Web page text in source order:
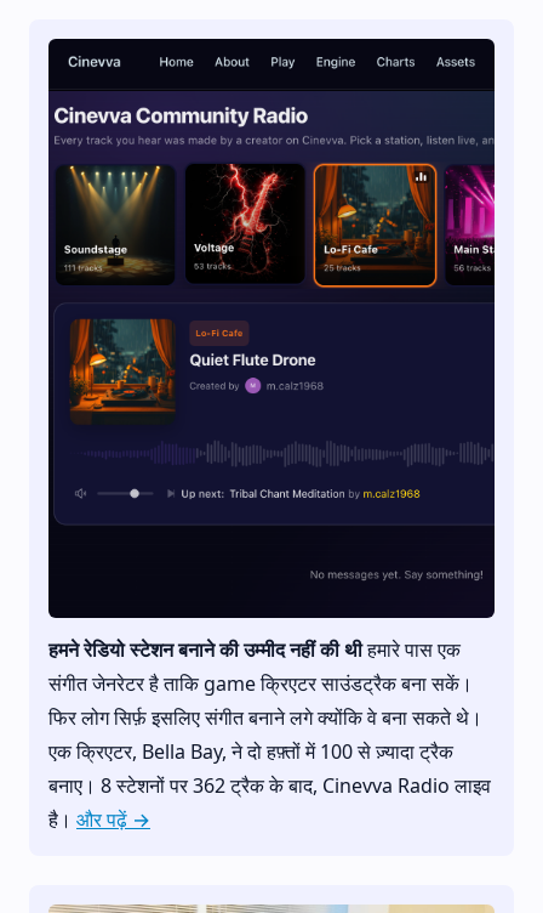
हमने रेडियो स्टेशन बनाने की उम्मीद नहीं की थीहमारे पास एक
संगीत जेनरेटर है ताकि game क्रिएटर साउंडट्रैक बना सकें।
फिर लोग सिर्फ़ इसलिए संगीत बनाने लगे क्योंकि वे बना सकते थे।
एक क्रिएटर, Bella Bay, ने दो हफ़्तों में 100 से ज़्यादा ट्रैक
बनाए। 8 स्टेशनों पर 362 ट्रैक के बाद, Cinevva Radio लाइव
है। और पढ़ें →